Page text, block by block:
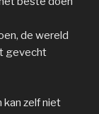
de wereld
gevecht
kan zelf niet